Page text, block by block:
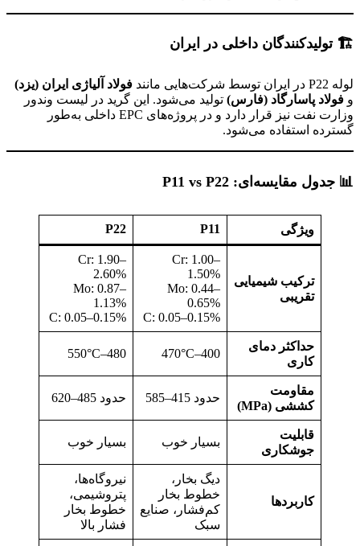
🏗
️تولیدکنندگان داخلی در ایران
لوله P22 در ایران توسط شرکت‌هایی مانند
فولاد آلیاژی ایران (یزد)
و فولاد پاسارگاد (فارس) تولید می‌شود. این گرید در لیست وندور
وزارت نفت نیز قرار دارد و در پروژه‌های EPC داخلی به‌طور
گسترده استفاده می‌شود.
📊 جدول مقایسه‌ای: P11 vs P22
ویژگی P11
P22
ترکیب شیمیایی
تقریبی
Cr: 1.00–
1.50%
Mo: 0.44–
0.65%
C: 0.05–0.15%
Cr: 1.90–
2.60%
Mo: 0.87–
1.13%
C: 0.05–0.15%
حداکثر دمای
کاری
400–470°C
480–550°C
مقاومت
کششی (MPa)
حدود 415–585 حدود 485–620
قابلیت
جوشکاری
بسیار خوب بسیار خوب
کاربردها
دیگ بخار،
خطوط بخار
کم‌فشار، صنایع
سبک
نیروگاه‌ها،
پتروشیمی،
خطوط بخار
فشار بالا